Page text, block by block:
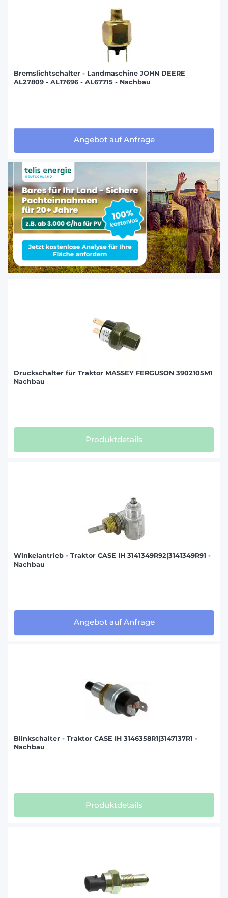
Bremslichtschalter - Landmaschine JOHN DEERE
AL27809 - AL17696 - AL67715 - Nachbau
Angebot auf Anfrage
Druckschalter für Traktor MASSEY FERGUSON 3902105M1
Nachbau
Produktdetails
Winkelantrieb - Traktor CASE IH 3141349R92|3141349R91 -
Nachbau
Angebot auf Anfrage
Blinkschalter - Traktor CASE IH 3146358R1|3147137R1 -
Nachbau
Produktdetails